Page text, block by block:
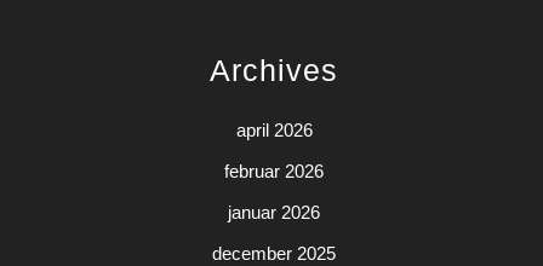
Archives
april 2026
februar 2026
januar 2026
december 2025